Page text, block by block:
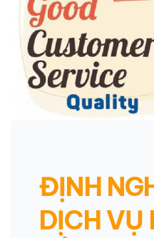
ĐỊNH
DỊCH VỤ